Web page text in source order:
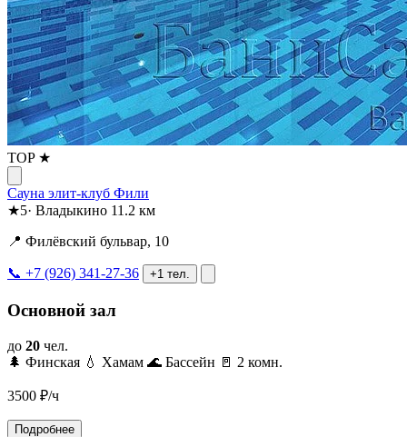
TOP ★
Сауна элит-клуб Фили
★5· Владыкино 11.2 км
📍 Филёвский бульвар, 10
📞 +7 (926) 341-27-36 +1 тел.
Основной зал
до 20 чел.
🌲 Финская 💧 Хамам 🌊 Бассейн 🚪 2 комн.
3500 ₽/ч
Подробнее